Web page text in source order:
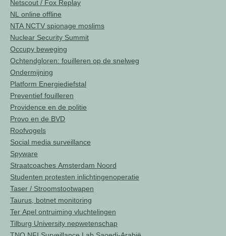
Netscout / Fox Replay
NL online offline
NTA NCTV spionage moslims
Nuclear Security Summit
Occupy beweging
Ochtendgloren: fouilleren op de snelweg
Ondermijning
Platform Energiediefstal
Preventief fouilleren
Providence en de politie
Provo en de BVD
Roofvogels
Social media surveillance
Spyware
Straatcoaches Amsterdam Noord
Studenten protesten inlichtingenoperatie
Taser / Stroomstootwapen
Taurus, botnet monitoring
Ter Apel ontruiming vluchtelingen
Tilburg University nepwetenschap